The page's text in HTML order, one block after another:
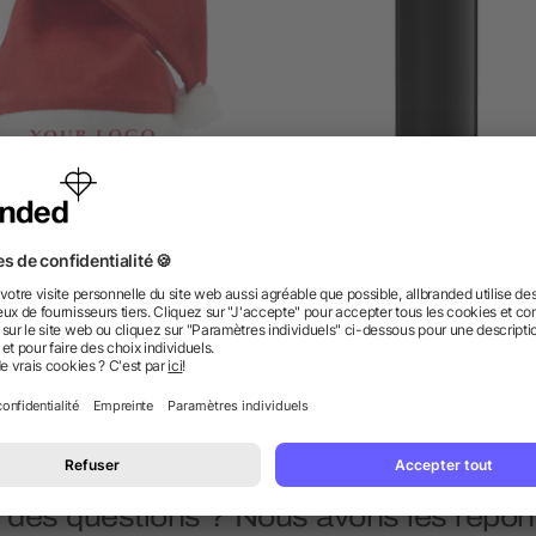
dès 0,25 €
des questions ? Nous avons les